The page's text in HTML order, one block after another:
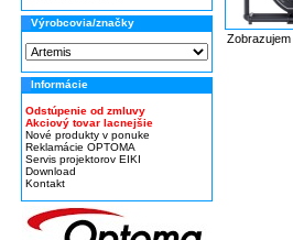
Výrobcovia/značky
Informácie
Odstúpenie od zmluvy
Akciový tovar lacnejšie
Nové produkty v ponuke
Reklamácie OPTOMA
Servis projektorov EIKI
Download
Kontakt
Zobrazujem